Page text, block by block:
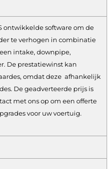
ontwikkelde software om de
te verhogen in combinatie
intake, downpipe,
De prestatiewinst kan
omdat deze afhankelijk
De geadverteerde prijs is
met ons op om een offerte
voor uw voertuig.